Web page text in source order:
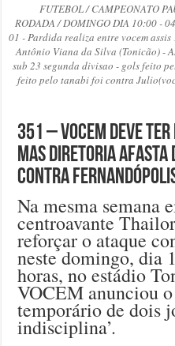
FUTEBOL / CAMPEONATO
RODADA / DOMINGO DIA 10:00 -
01 - Pardida realiza entre vocem
Antônio Viana da Silva (Tonicão) -
sub 23 segunda divisao - gols feito
feito pelo tanabi foi contra
351 – VOCEM deve
mas diretoria afasta
contra
Na mesma semana
centroavante
reforçar o ataque
neste domingo, dia
horas, no estádio
VOCEM anunciou
temporário de dois
indisciplina’.